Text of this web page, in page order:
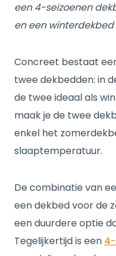
een 4-seizoenen
en een winterdekbed
Concreet bestaat
twee dekbedden: in
de twee ideaal als
maak je de twee
enkel het
slaaptemperatuur.
De combinatie van
een dekbed voor de
een duurdere optie
Tegelijkertijd is een